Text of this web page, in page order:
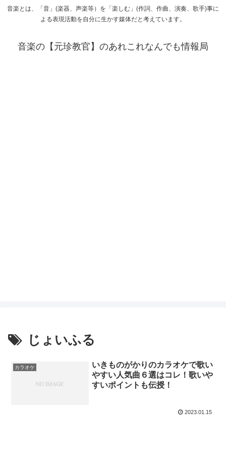
音楽とは、「音」(楽器、声楽等）を「楽しむ」(作詞、作曲、演奏、歌手)事に
よる表現活動を自分に生かす媒体だと考えています。
音楽の【元珍教官】のあれこれなんでも情報局
じょいふる
カラオケ
いきものがかりのカラオケで歌い
やすい人気曲６選はコレ！歌いや
すいポイントも伝授！
2023.01.15